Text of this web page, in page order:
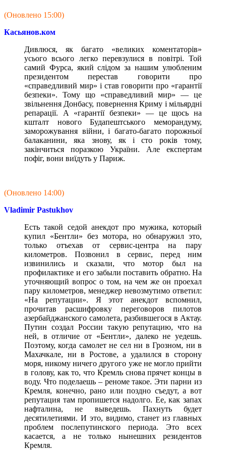
(Оновлено 15:00)
Касьянов.ком
Дивлюся, як багато «великих коментаторів»
усього всього легко перевзулися в повітрі. Той
самий Фурса, який слідом за нашим улюбленим
президентом перестав говорити про
«справедливий мир» і став говорити про «гарантії
безпеки». Тому що «справедливий мир» — це
звільнення Донбасу, повернення Криму і мільярдні
репарації. А «гарантії безпеки» — це щось на
кшталт нового Будапештського меморандуму,
заморожування війни, і багато-багато порожньої
балаканини, яка знову, як і сто років тому,
закінчиться поразкою України. Але експертам
пофіг, вони виїдуть у Париж.
(Оновлено 14:00)
Vladimir Pastukhov
Есть такой седой анекдот про мужика, который
купил «Бентли» без мотора, но обнаружил это,
только отъехав от сервис-центра на пару
километров. Позвонил в сервис, перед ним
извинились и сказали, что мотор был на
профилактике и его забыли поставить обратно. На
уточняющий вопрос о том, на чем же он проехал
пару километров, менеджер невозмутимо ответил:
«На репутации». Я этот анекдот вспомнил,
прочитав расшифровку переговоров пилотов
азербайджанского самолета, разбившегося в Актау.
Путин создал России такую репутацию, что на
ней, в отличие от «Бентли», далеко не уедешь.
Поэтому, когда самолет не сел ни в Грозном, ни в
Махачкале, ни в Ростове, а удалился в сторону
моря, никому ничего другого уже не могло прийти
в голову, как то, что Кремль снова прячет концы в
воду. Что поделаешь – реноме такое. Эти парни из
Кремля, конечно, рано или поздно съедут, а вот
репутация там пропишется надолго. Ее, как запах
нафталина, не выведешь. Пахнуть будет
десятилетиями. И это, видимо, станет из главных
проблем послепутинского периода. Это всех
касается, а не только нынешних резидентов
Кремля.